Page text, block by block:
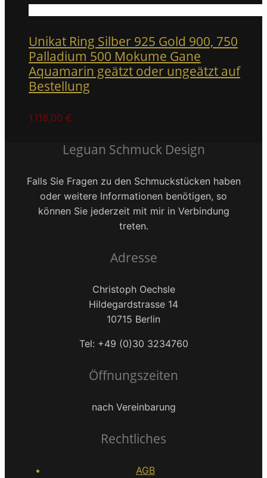
Unikat Ring Silber 925 Gold 900, 750
Palladium 500 Mokume Gane
Aquamarin geätzt oder ungeätzt auf
Bestellung
1.118,00 €
Leguan Schmuck Design
Falls Sie Fragen zu den Schmuckstücken haben
oder weitere Informationen benötigen, so
können Sie jederzeit mit mir in Verbindung
treten.
Adresse
Christoph Oechsle
Hildegardstrasse 14
10715 Berlin
Tel: +49 (0)30 3234760
Öffnungszeiten
nach Vereinbarung
Rechtliches
AGB